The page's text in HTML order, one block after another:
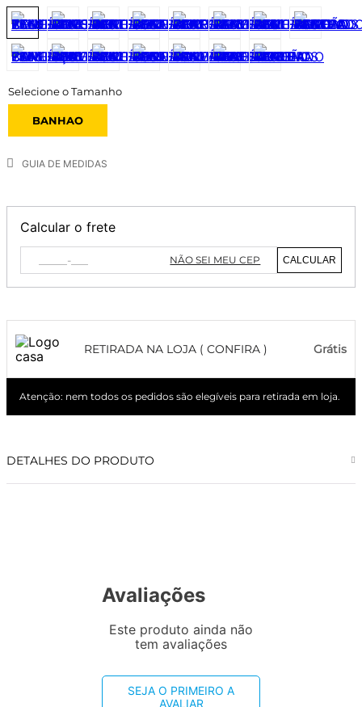
BANHAO
GUIA DE MEDIDAS
Calcular o frete
NÃO SEI MEU CEP CALCULAR
RETIRADA NA LOJA ( CONFIRA ) Grátis
Atenção: nem todos os pedidos são elegíveis para retirada em loja.
DETALHES DO PRODUTO
Avaliações
Este produto ainda não
tem avaliações
SEJA O PRIMEIRO A
AVALIAR